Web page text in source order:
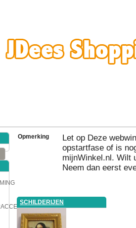
Opmerking
Let op Deze
opstartfase of is
mijnWinkel.nl. Wilt
Neem dan eerst
SCHILDERIJEN